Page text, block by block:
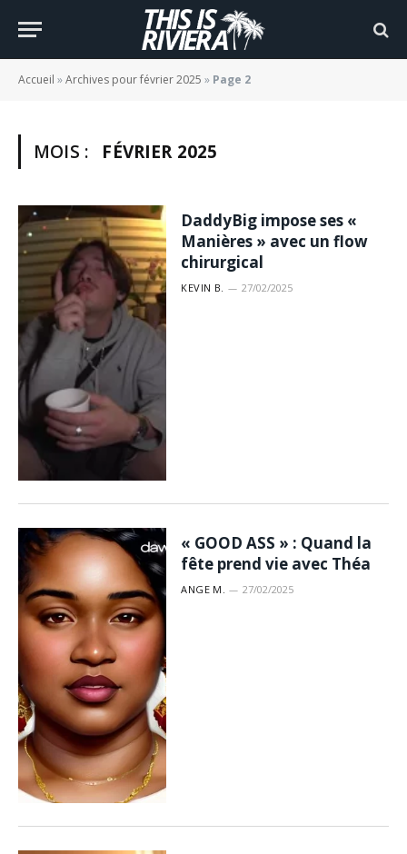
Accueil »Archives pour février 2025 » Page 2
MOIS : FÉVRIER 2025
DaddyBig impose ses «
Manières » avec un flow
chirurgical
KEVIN B. 27/02/2025
« GOOD ASS » : Quand la
fête prend vie avec Théa
ANGE M. 27/02/2025